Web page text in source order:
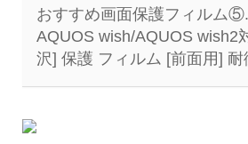
おすすめ画面保護フィルム
AQUOS wish/AQUOS wish2
沢] 保護 フィルム [前面用] 耐